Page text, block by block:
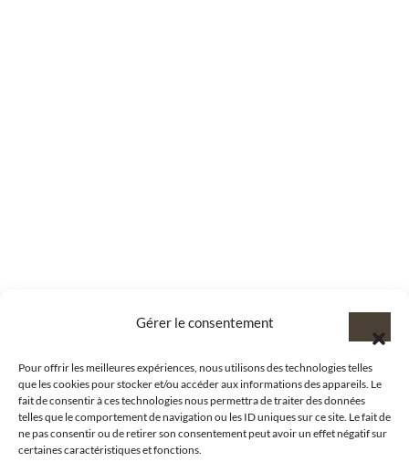
Gérer le consentement
Pour offrir les meilleures expériences, nous utilisons des technologies telles
que les cookies pour stocker et/ou accéder aux informations des appareils. Le
fait de consentir à ces technologies nous permettra de traiter des données
telles que le comportement de navigation ou les ID uniques sur ce site. Le fait de
ne pas consentir ou de retirer son consentement peut avoir un effet négatif sur
certaines caractéristiques et fonctions.